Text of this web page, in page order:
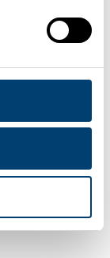
Naisten
vastasi